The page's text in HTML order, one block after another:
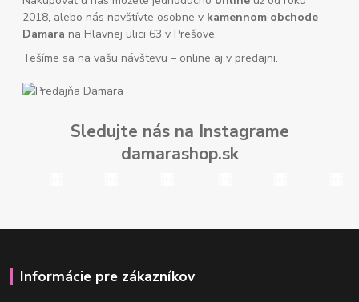
2018, alebo nás navštívte osobne v kamennom obchode
Damara na Hlavnej ulici 63 v Prešove.
Tešíme sa na vašu návštevu – online aj v predajni.
Sledujte nás na Instagrame
damarashop.sk
Informácie pre zákazníkov